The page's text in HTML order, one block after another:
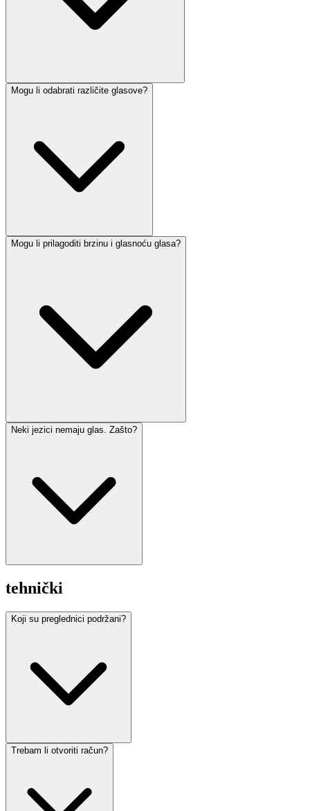
Mogu li odabrati različite glasove?
Mogu li prilagoditi brzinu i glasnoću glasa?
Neki jezici nemaju glas. Zašto?
tehnički
Koji su preglednici podržani?
Trebam li otvoriti račun?